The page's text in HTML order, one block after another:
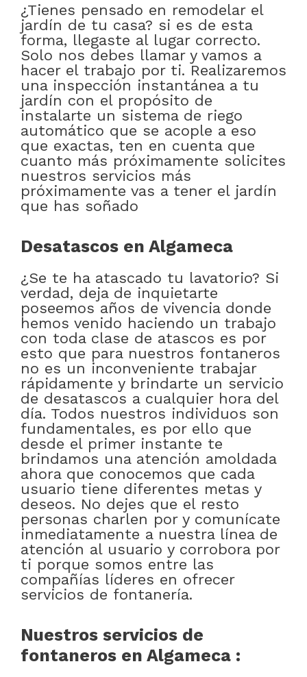
¿Tienes pensado en remodelar el
jardín de tu casa? si es de esta
forma, llegaste al lugar correcto.
Solo nos debes llamar y vamos a
hacer el trabajo por ti. Realizaremos
una inspección instantánea a tu
jardín con el propósito de
instalarte un sistema de riego
automático que se acople a eso
que exactas, ten en cuenta que
cuanto más próximamente solicites
nuestros servicios más
próximamente vas a tener el jardín
que has soñado
Desatascos en Algameca
¿Se te ha atascado tu lavatorio? Si
verdad, deja de inquietarte
poseemos años de vivencia donde
hemos venido haciendo un trabajo
con toda clase de atascos es por
esto que para nuestros fontaneros
no es un inconveniente trabajar
rápidamente y brindarte un servicio
de desatascos a cualquier hora del
día. Todos nuestros individuos son
fundamentales, es por ello que
desde el primer instante te
brindamos una atención amoldada
ahora que conocemos que cada
usuario tiene diferentes metas y
deseos. No dejes que el resto
personas charlen por y comunícate
inmediatamente a nuestra línea de
atención al usuario y corrobora por
ti porque somos entre las
compañías líderes en ofrecer
servicios de fontanería.
Nuestros servicios de
fontaneros en Algameca :